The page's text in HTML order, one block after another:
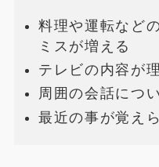
料理や運転など
ミスが増える
テレビの内容が
周囲の会話につ
最近の事が覚え